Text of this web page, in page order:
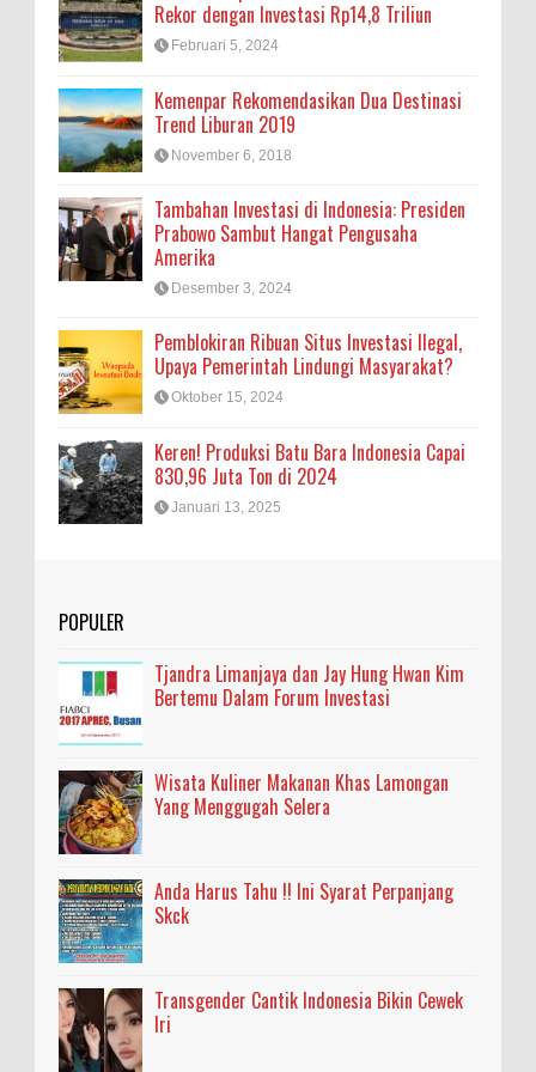
Rekor dengan Investasi Rp14,8 Triliun
Februari 5, 2024
Kemenpar Rekomendasikan Dua Destinasi
Trend Liburan 2019
November 6, 2018
Tambahan Investasi di Indonesia: Presiden
Prabowo Sambut Hangat Pengusaha
Amerika
Desember 3, 2024
Pemblokiran Ribuan Situs Investasi Ilegal,
Upaya Pemerintah Lindungi Masyarakat?
Oktober 15, 2024
Keren! Produksi Batu Bara Indonesia Capai
830,96 Juta Ton di 2024
Januari 13, 2025
POPULER
Tjandra Limanjaya dan Jay Hung Hwan Kim
Bertemu Dalam Forum Investasi
Wisata Kuliner Makanan Khas Lamongan
Yang Menggugah Selera
Anda Harus Tahu !! Ini Syarat Perpanjang
Skck
Transgender Cantik Indonesia Bikin Cewek
Iri